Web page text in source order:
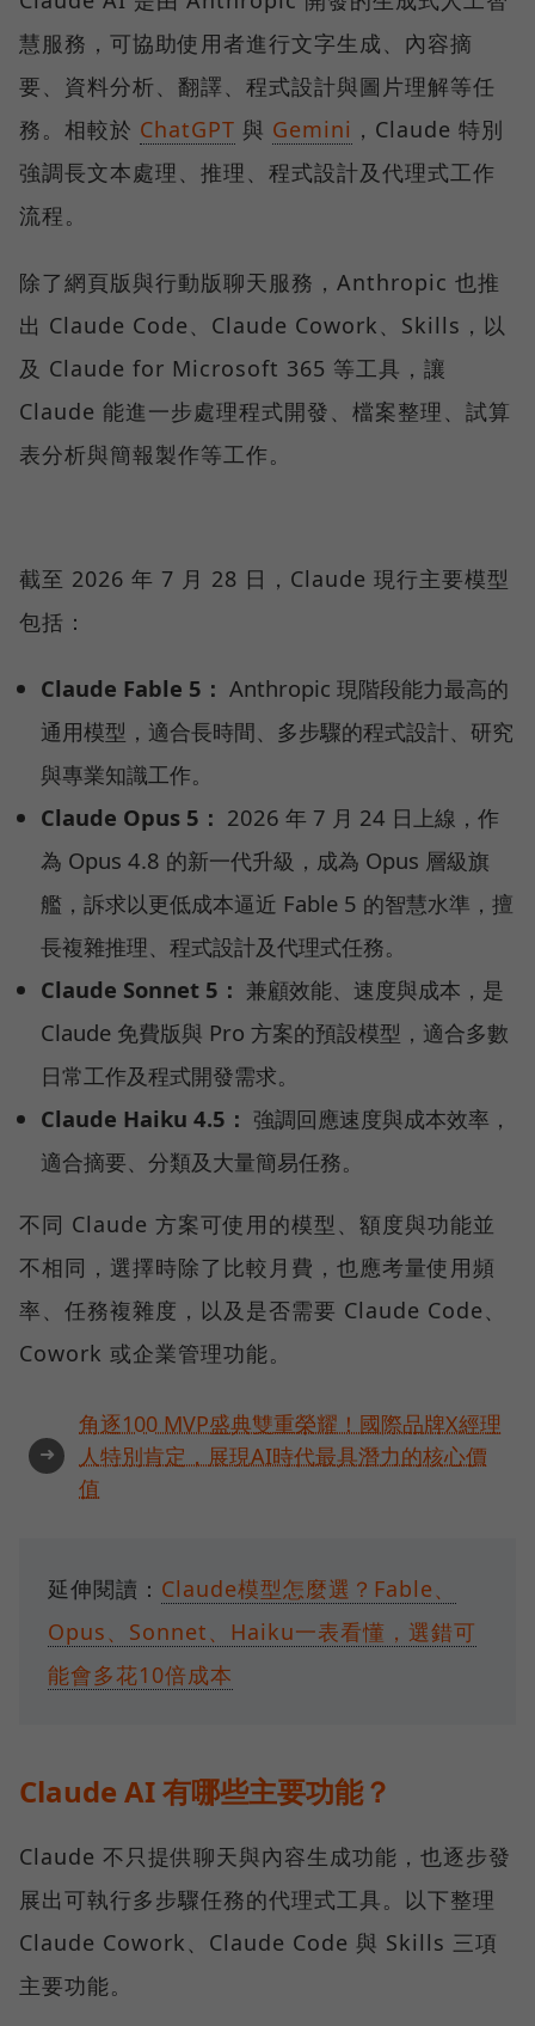
慧服務，可協助使用者進行文字生成、內容摘
要、資料分析、翻譯、程式設計與圖片理解等任
務。相較於 ChatGPT 與 Gemini ，Claude 特別
強調長文本處理、推理、程式設計及代理式工作
流程。
除了網頁版與行動版聊天服務，Anthropic 也推
出 Claude Code、Claude Cowork、Skills，以
及 Claude for Microsoft 365 等工具，讓
Claude 能進一步處理程式開發、檔案整理、試算
表分析與簡報製作等工作。
截至 2026 年 7 月 28 日，Claude 現行主要模型
包括：
Claude Fable 5： Anthropic 現階段能力最高的
通用模型，適合長時間、多步驟的程式設計、研究
與專業知識工作。
Claude Opus 5： 2026 年 7 月 24 日上線，作
為 Opus 4.8 的新一代升級，成為 Opus 層級旗
艦，訴求以更低成本逼近 Fable 5 的智慧水準，擅
長複雜推理、程式設計及代理式任務。
Claude Sonnet 5： 兼顧效能、速度與成本，是
Claude 免費版與 Pro 方案的預設模型，適合多數
日常工作及程式開發需求。
Claude Haiku 4.5： 強調回應速度與成本效率，
適合摘要、分類及大量簡易任務。
不同 Claude 方案可使用的模型、額度與功能並
不相同，選擇時除了比較月費，也應考量使用頻
率、任務複雜度，以及是否需要 Claude Code、
Cowork 或企業管理功能。
➜
角逐100 MVP盛典雙重榮耀！國際品牌X經理
人特別肯定，展現AI時代最具潛力的核心價
值
延伸閱讀： Claude模型怎麼選？Fable、
Opus、Sonnet、Haiku一表看懂，選錯可
能會多花10倍成本
Claude AI 有哪些主要功能？
Claude 不只提供聊天與內容生成功能，也逐步發
展出可執行多步驟任務的代理式工具。以下整理
Claude Cowork、Claude Code 與 Skills 三項
主要功能。